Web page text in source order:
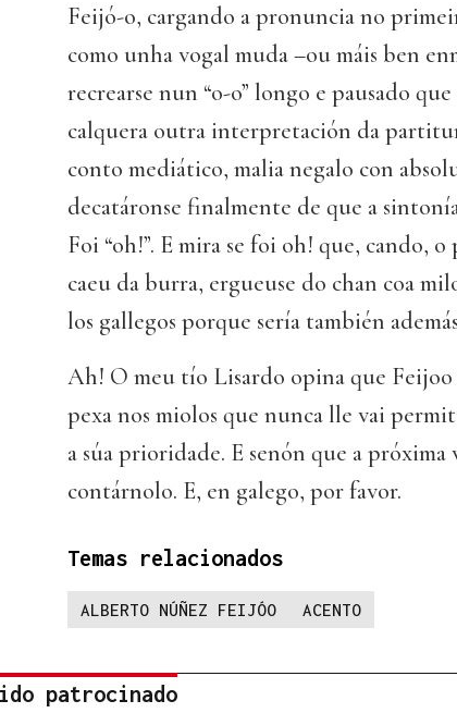
Feijó-o, cargando a pronuncia no
como unha vogal muda –ou máis ben
recrearse nun “o-o” longo e pausado
calquera outra interpretación da
conto mediático, malia negalo con
decatáronse finalmente de que a
Foi “oh!”. E mira se foi oh! que, cando,
caeu da burra, ergueuse do chan coa
los gallegos porque sería también
Ah! O meu tío Lisardo opina que
pexa nos miolos que nunca lle vai
a súa prioridade. E senón que a
contárnolo. E, en galego, por favor.
Temas relacionados
ALBERTO NÚÑEZ FEIJÓO ACENTO
patrocinado